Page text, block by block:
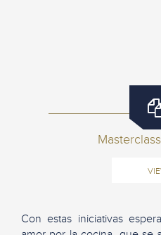
Con estas iniciativas